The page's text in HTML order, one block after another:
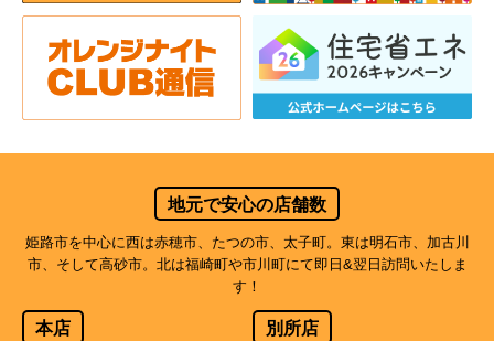
地元で安心の店舗数
姫路市を中心に西は赤穂市、たつの市、太子町。東は明石市、加古川
市、そして高砂市。北は福崎町や市川町にて即日&翌日訪問いたしま
す！
本店 別所店